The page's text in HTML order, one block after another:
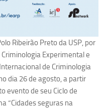
e Segurança Pública
Law)
– Centro de Estudos em Gestão
Ribeirão Preto da USP, por
Experimental e
de Criminologia
dia 26 de agosto, a partir
evento de seu Ciclo de
“Cidades seguras na